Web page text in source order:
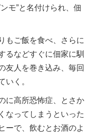
モ”と名付けられ、佃
もご飯を食べ、さらに
るなどすぐに佃家に馴
友人を巻き込み、毎回
いく。
に高所恐怖症、とさか
なってしまうといった
ーで、飲むとお酒のよ